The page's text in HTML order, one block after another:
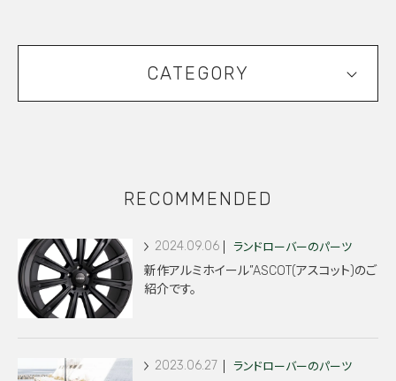
CATEGORY
RECOMMENDED
2024.09.06 ランドローバーのパーツ
新作アルミホイール”ASCOT(アスコット)のご
紹介です。
2023.06.27 ランドローバーのパーツ